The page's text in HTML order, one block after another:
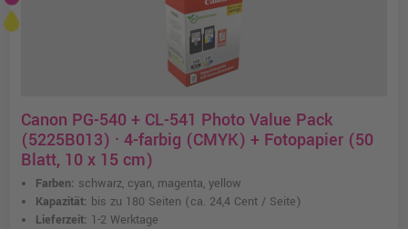
Canon PG-540 + CL-541 Photo Value Pack
(5225B013) · 4-farbig (CMYK) + Fotopapier (50
Blatt, 10 x 15 cm)
Farben: schwarz, cyan, magenta, yellow
Kapazität: bis zu 180 Seiten (ca. 24,4 Cent / Seite)
Lieferzeit: 1-2 Werktage